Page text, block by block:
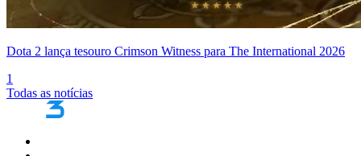
Dota 2 lança tesouro Crimson Witness para The International 2026
1
Todas as notícias